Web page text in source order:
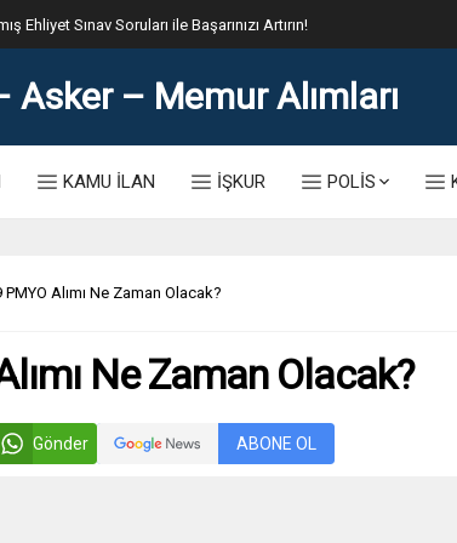
POMEM 7500 Bin Polis Alımı Kılavuzu ve Başvuru Ekranı
KAMU İLAN İŞKUR POLİS
PMYO Alımı Ne Zaman Olacak?
Ne Zaman Olacak?
Gönder ABONE OL